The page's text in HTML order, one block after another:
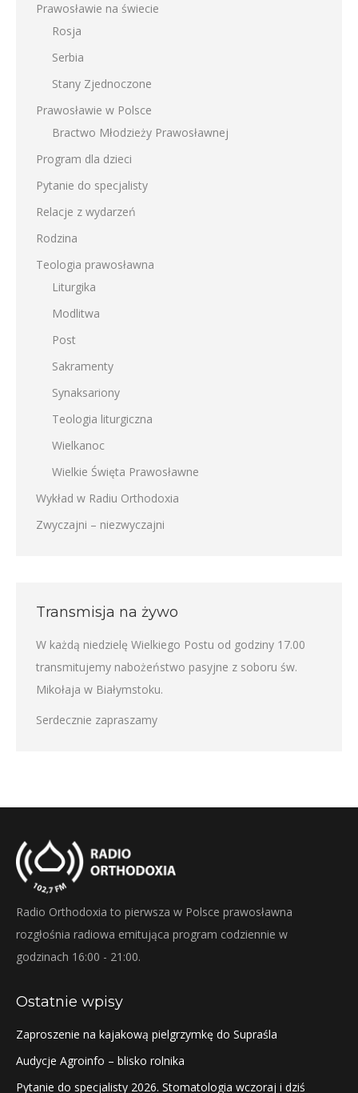
Prawosławie na świecie
Rosja
Serbia
Stany Zjednoczone
Prawosławie w Polsce
Bractwo Młodzieży Prawosławnej
Program dla dzieci
Pytanie do specjalisty
Relacje z wydarzeń
Rodzina
Teologia prawosławna
Liturgika
Modlitwa
Post
Sakramenty
Synaksariony
Teologia liturgiczna
Wielkanoc
Wielkie Święta Prawosławne
Wykład w Radiu Orthodoxia
Zwyczajni – niezwyczajni
Transmisja na żywo
W każdą niedzielę Wielkiego Postu od godziny 17.00
transmitujemy nabożeństwo pasyjne z soboru św.
Mikołaja w Białymstoku.
Serdecznie zapraszamy
Radio Orthodoxia to pierwsza w Polsce prawosławna
rozgłośnia radiowa emitująca program codziennie w
godzinach 16:00 - 21:00.
Ostatnie wpisy
Zaproszenie na kajakową pielgrzymkę do Supraśla
Audycje Agroinfo – blisko rolnika
Pytanie do specjalisty 2026. Stomatologia wczoraj i dziś